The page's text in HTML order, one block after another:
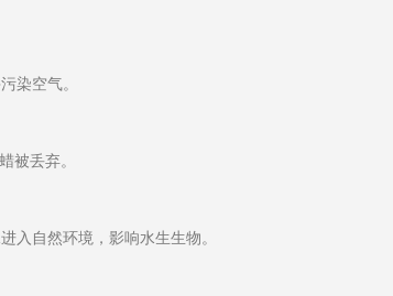
染空气。
被丢弃。
入自然环境，影响水生生物。